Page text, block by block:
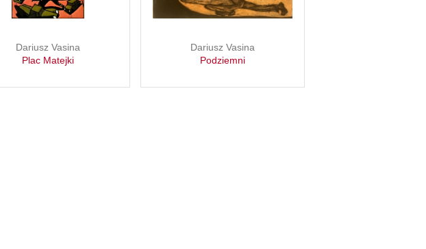
Dariusz Vasina
Plac Matejki
Dariusz Vasina
Podziemni